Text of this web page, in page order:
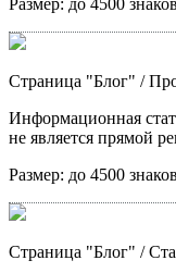
Страница "Блог" /
Информационная
не является прямой
Размер: до 4500 знаков
Страница "Блог" /